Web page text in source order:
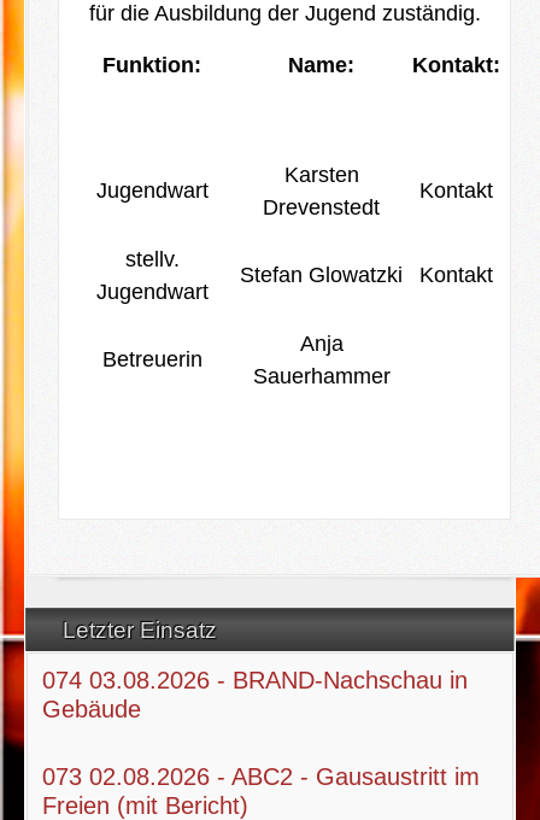
Letzter Einsatz
074 03.08.2026 - BRAND-Nachschau in
Gebäude
073 02.08.2026 - ABC2 - Gausaustritt im
Freien (mit Bericht)
für die Ausbildung der Jugend zuständig.
Funktion: Name: Kontakt:
Jugendwart
Karsten
Drevenstedt
Kontakt
stellv.
Jugendwart
Stefan Glowatzki Kontakt
Betreuerin
Anja
Sauerhammer